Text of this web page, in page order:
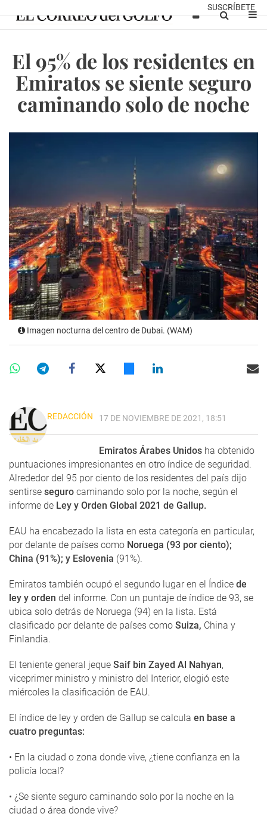
SUSCRÍBETE
El 95% de los residentes en
Emiratos se siente seguro
caminando solo de noche
Imagen nocturna del centro de Dubai. (WAM)
REDACCIÓN 17 DE NOVIEMBRE DE 2021, 18:51
Emiratos Árabes Unidos ha obtenido
puntuaciones impresionantes en otro índice de seguridad.
Alrededor del 95 por ciento de los residentes del país dijo
sentirse seguro caminando solo por la noche, según el
informe de Ley y Orden Global 2021 de Gallup.
EAU ha encabezado la lista en esta categoría en particular,
por delante de países como Noruega (93 por ciento);
China (91%); y Eslovenia (91%).
Emiratos también ocupó el segundo lugar en el Índice de
ley y orden del informe. Con un puntaje de índice de 93, se
ubica solo detrás de Noruega (94) en la lista. Está
clasificado por delante de países como Suiza, China y
Finlandia.
El teniente general jeque Saif bin Zayed Al Nahyan,
viceprimer ministro y ministro del Interior, elogió este
miércoles la clasificación de EAU.
El índice de ley y orden de Gallup se calcula en base a
cuatro preguntas:
• En la ciudad o zona donde vive, ¿tiene confianza en la
policía local?
• ¿Se siente seguro caminando solo por la noche en la
ciudad o área donde vive?